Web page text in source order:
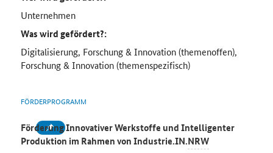
Unternehmen
Was wird gefördert?:
Digitalisierung, Forschung & Innovation (themenoffen),
Forschung & Innovation (themenspezifisch)
FÖRDERPROGRAMM
Förderung Innovativer Werkstoffe und Intelligenter
Produktion im Rahmen von Industrie.IN.NRW